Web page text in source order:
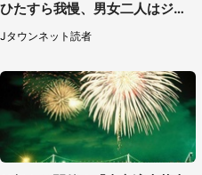
ひたすら我慢、男女二人はジュ
ースを買ってきて（50代女性）
Jタウンネット読者